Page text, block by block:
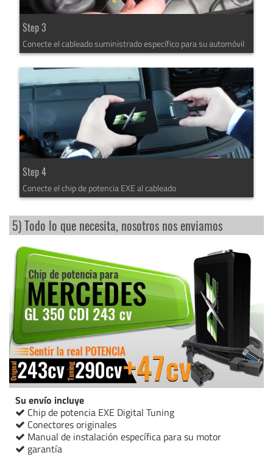
Step 3
Conecte el cableado suministrado específico para su automóvil
Step 4
Conecte el chip de potencia EXE al cableado
5) Todo lo que necesita, nosotros nos enviamos
Su envío incluye
Chip de potencia EXE Digital Tuning
Conectores originales
Manual de instalación específica para su motor
garantía